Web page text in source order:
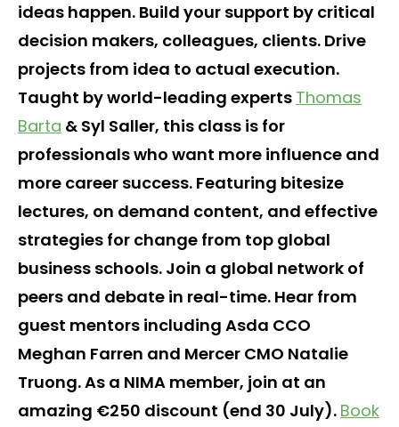
ideas happen. Build your support by critical
decision makers, colleagues, clients. Drive
projects from idea to actual execution.
Taught by world-leading experts Thomas
Barta & Syl Saller, this class is for
professionals who want more influence and
more career success. Featuring bitesize
lectures, on demand content, and effective
strategies for change from top global
business schools. Join a global network of
peers and debate in real-time. Hear from
guest mentors including Asda CCO
Meghan Farren and Mercer CMO Natalie
Truong. As a NIMA member, join at an
amazing €250 discount (end 30 July). Book